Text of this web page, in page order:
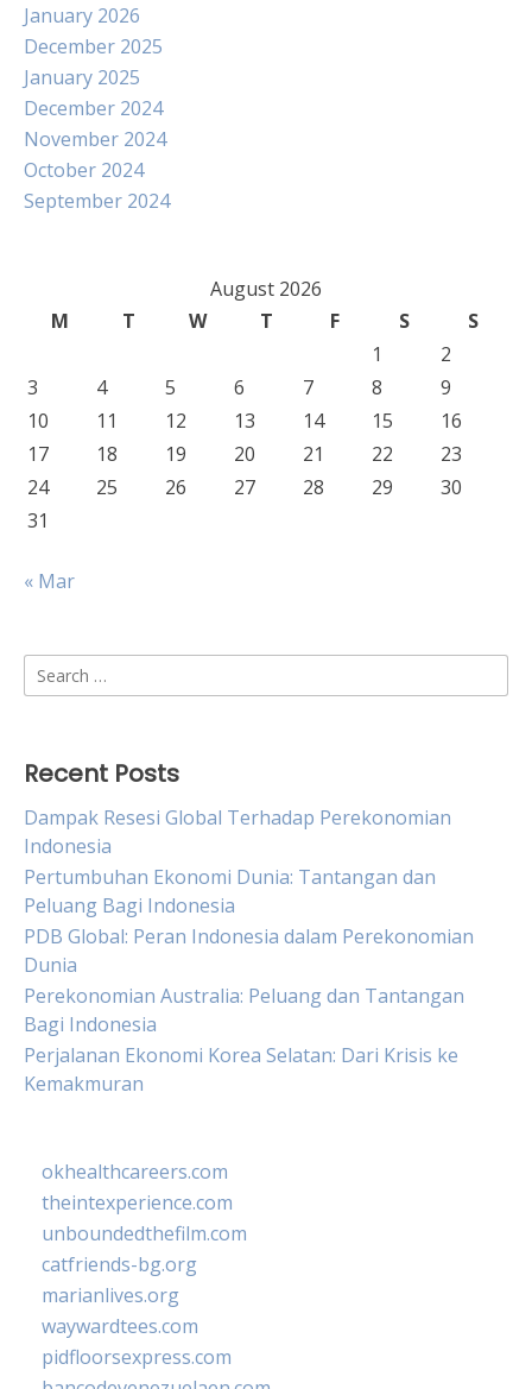
January 2026
December 2025
January 2025
December 2024
November 2024
October 2024
September 2024
August 2026
M
T W T F S
S
1
2
3
4 5 6 7 8
9
10
11 12 13 14 15
16
17
18 19 20 21 22
23
24
25 26 27 28 29
30
31
« Mar
Search
for:
Recent Posts
Dampak Resesi Global Terhadap Perekonomian
Indonesia
Pertumbuhan Ekonomi Dunia: Tantangan dan
Peluang Bagi Indonesia
PDB Global: Peran Indonesia dalam Perekonomian
Dunia
Perekonomian Australia: Peluang dan Tantangan
Bagi Indonesia
Perjalanan Ekonomi Korea Selatan: Dari Krisis ke
Kemakmuran
okhealthcareers.com
theintexperience.com
unboundedthefilm.com
catfriends-bg.org
marianlives.org
waywardtees.com
pidfloorsexpress.com